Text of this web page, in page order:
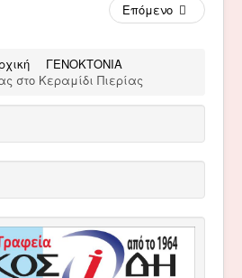
Επόμενο
ΓΕΝΟΚΤΟΝΙΑ
στο Κεραμίδι Πιερίας